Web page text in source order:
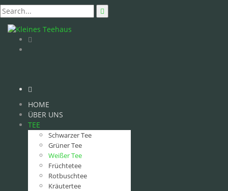
HOME
ÜBER UNS
TEE
Schwarzer Tee
Grüner Tee
Weißer Tee
Früchtetee
Rotbuschtee
Kräutertee